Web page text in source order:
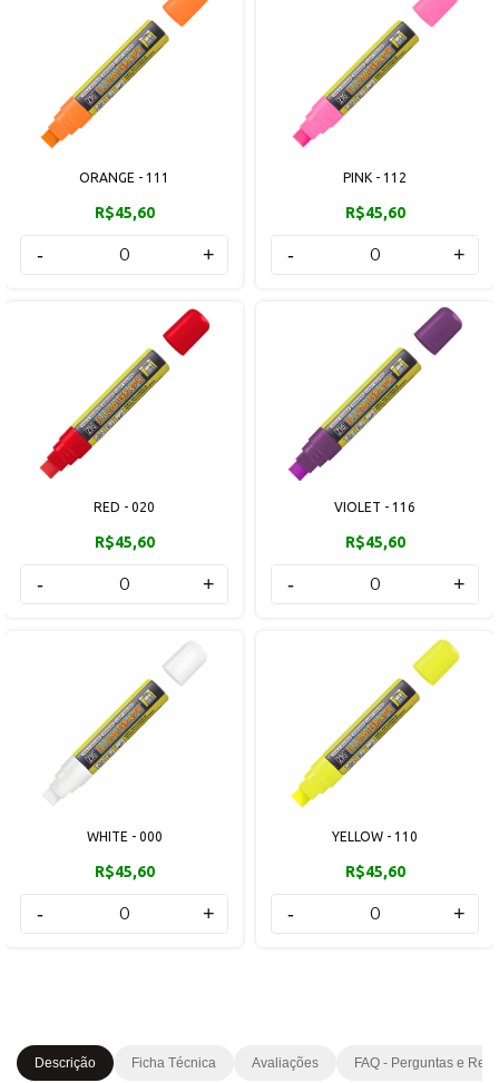
ORANGE - 111
R$45,60
- +
PINK - 112
R$45,60
- +
RED - 020
R$45,60
- +
VIOLET - 116
R$45,60
- +
WHITE - 000
R$45,60
- +
YELLOW - 110
R$45,60
- +
Descrição Ficha Técnica Avaliações FAQ - Perguntas e